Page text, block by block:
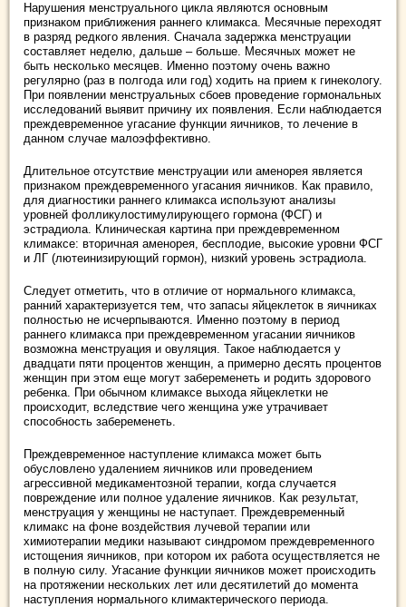
Нарушения менструального цикла являются основным
признаком приближения раннего климакса. Месячные переходят
в разряд редкого явления. Сначала задержка менструации
составляет неделю, дальше – больше. Месячных может не
быть несколько месяцев. Именно поэтому очень важно
регулярно (раз в полгода или год) ходить на прием к гинекологу.
При появлении менструальных сбоев проведение гормональных
исследований выявит причину их появления. Если наблюдается
преждевременное угасание функции яичников, то лечение в
данном случае малоэффективно.
Длительное отсутствие менструации или аменорея является
признаком преждевременного угасания яичников. Как правило,
для диагностики раннего климакса используют анализы
уровней фолликулостимулирующего гормона (ФСГ) и
эстрадиола. Клиническая картина при преждевременном
климаксе: вторичная аменорея, бесплодие, высокие уровни ФСГ
и ЛГ (лютеинизирующий гормон), низкий уровень эстрадиола.
Следует отметить, что в отличие от нормального климакса,
ранний характеризуется тем, что запасы яйцеклеток в яичниках
полностью не исчерпываются. Именно поэтому в период
раннего климакса при преждевременном угасании яичников
возможна менструация и овуляция. Такое наблюдается у
двадцати пяти процентов женщин, а примерно десять процентов
женщин при этом еще могут забеременеть и родить здорового
ребенка. При обычном климаксе выхода яйцеклетки не
происходит, вследствие чего женщина уже утрачивает
способность забеременеть.
Преждевременное наступление климакса может быть
обусловлено удалением яичников или проведением
агрессивной медикаментозной терапии, когда случается
повреждение или полное удаление яичников. Как результат,
менструация у женщины не наступает. Преждевременный
климакс на фоне воздействия лучевой терапии или
химиотерапии медики называют синдромом преждевременного
истощения яичников, при котором их работа осуществляется не
в полную силу. Угасание функции яичников может происходить
на протяжении нескольких лет или десятилетий до момента
наступления нормального климактерического периода.